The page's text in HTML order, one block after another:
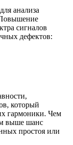
анализа
сигналов
дефектов:
который
гармоники. Чем
выше шанс
простоя или